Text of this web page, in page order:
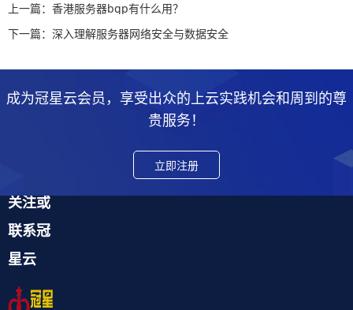
上一篇：香港服务器bgp有什么用？
下一篇：深入理解服务器网络安全与数据安全
成为冠星云会员，享受出众的上云实践机会和周到的尊
贵服务！
立即注册
关注或
联系冠
星云